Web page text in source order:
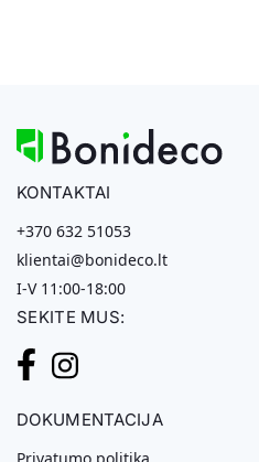
KONTAKTAI
+370 632 51053
klientai@bonideco.lt
I-V 11:00-18:00
SEKITE MUS:
DOKUMENTACIJA
Privatumo politika